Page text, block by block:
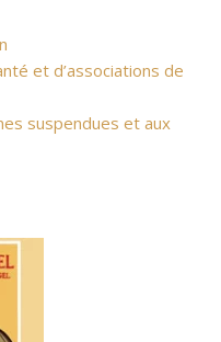
et d’associations de
suspendues et aux